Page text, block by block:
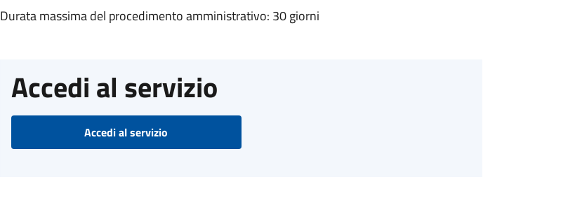
Durata massima del procedimento amministrativo: 30 giorni
Accedi al servizio
Accedi al servizio